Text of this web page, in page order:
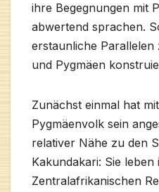
ihre Begegnungen mit
abwertend sprachen.
erstaunliche
und Pygmäen
Zunächst einmal hat
Pygmäenvolk sein
relativer Nähe zu den
Kakundakari: Sie leben
Zentralafrikanischen